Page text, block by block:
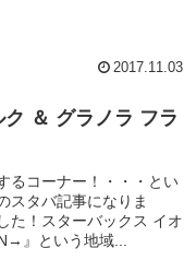
2017.11.03
＆ グラノラ フラ
るコーナー！・・・とい
スタバ記事になりま
た！スターバックス イオ
』という地域...